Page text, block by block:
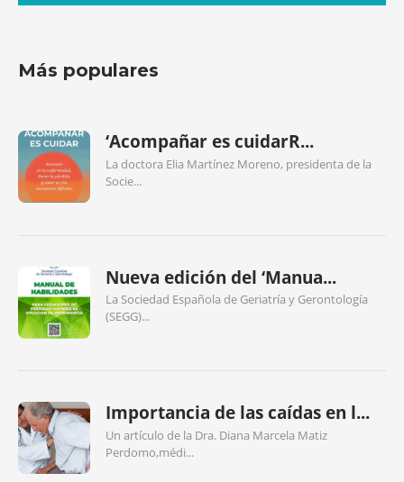
Más populares
‘Acompañar es cuidarR...
La doctora Elia Martínez Moreno, presidenta de la
Socie...
Nueva edición del ‘Manua...
La Sociedad Española de Geriatría y Gerontología
(SEGG)...
Importancia de las caídas en l...
Un artículo de la Dra. Diana Marcela Matiz
Perdomo,médi...